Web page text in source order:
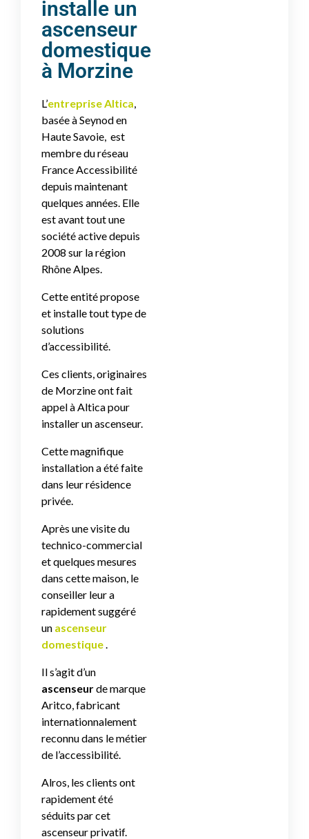
installe un
ascenseur
domestique
à Morzine
L’entreprise Altica
basée à Seynod en
Haute Savoie, est
membre du réseau
France Accessibilité
depuis maintenant
quelques années. Elle
est avant tout une
société active depuis
2008 sur la région
Rhône Alpes.
Cette entité propose
et installe tout type de
solutions
d’accessibilité.
Ces clients, originaires
de Morzine ont fait
appel à Altica pour
installer un ascenseur.
Cette magnifique
installation a été faite
dans leur résidence
privée.
Après une visite du
technico-commercial
et quelques mesures
dans cette maison, le
conseiller leur a
rapidement suggéré
un ascenseur
domestique
Il s’agit d’un
ascenseurde marque
Aritco, fabricant
internationnalement
reconnu dans le métier
de l’accessibilité.
Alros, les clients ont
rapidement été
séduits par cet
ascenseur privatif.